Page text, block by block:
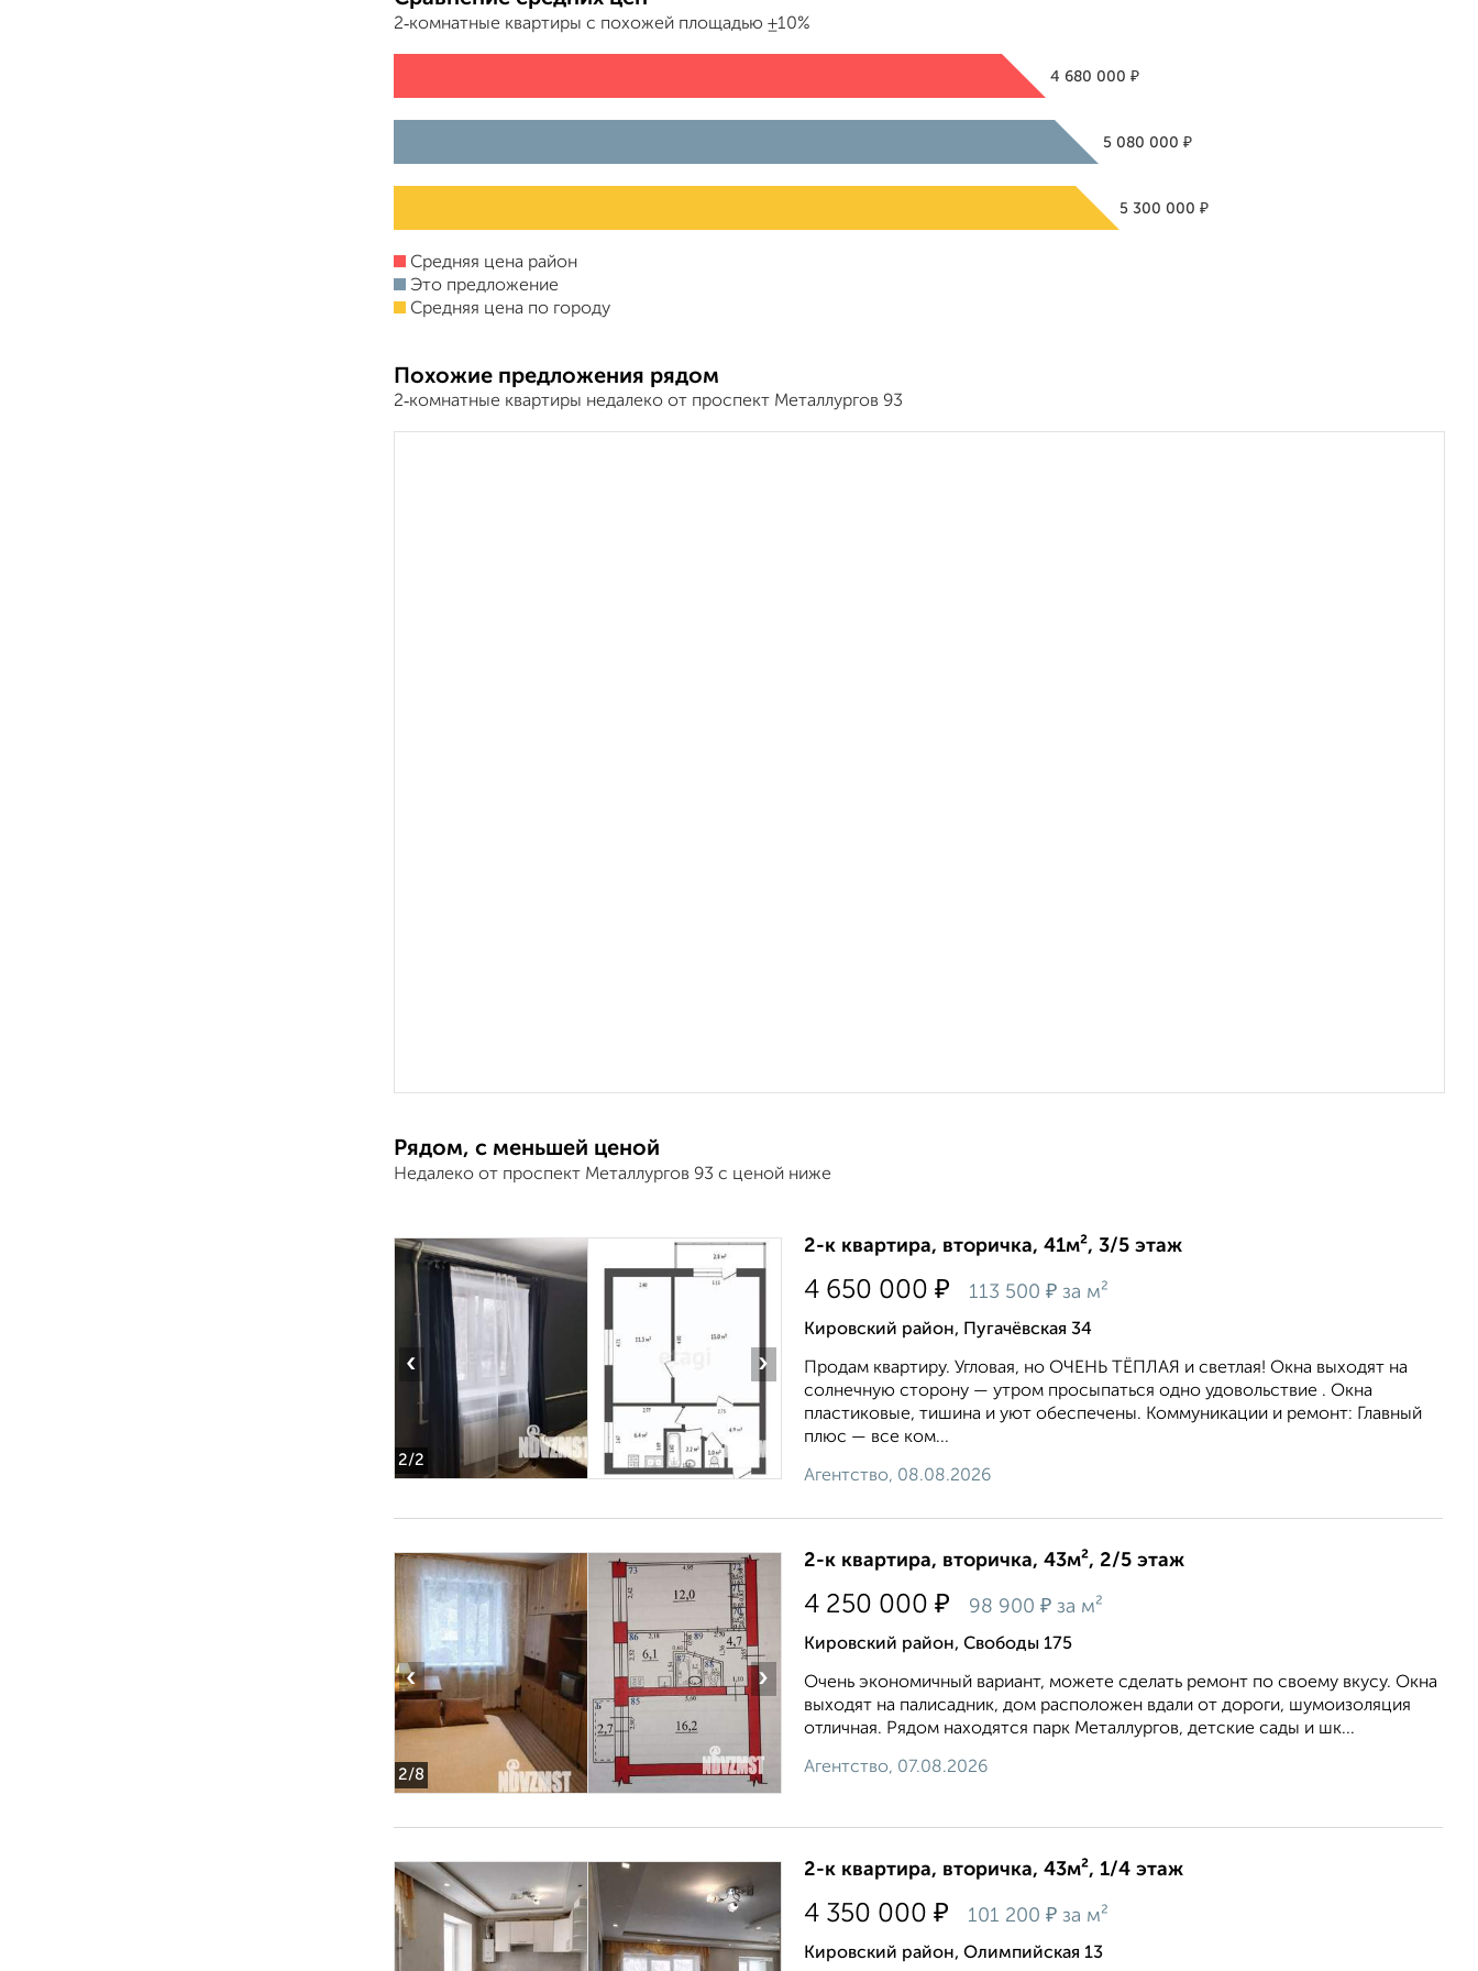
2‑комнатные квартиры с похожей площадью ±10%
4 680 000₽
5 080 000₽
5 300 000₽
Средняя цена район
Это предложение
Средняя цена по городу
Похожие предложения рядом
2‑комнатные квартиры недалеко от проспект Металлургов 93
Рядом, с меньшей ценой
Недалеко от проспект Металлургов 93 с ценой ниже
2/2
‹ ›
2-к квартира, вторичка, 41м², 3/5 этаж
4 650 000 ₽ 113 500 ₽ за м²
Кировский район, Пугачёвская 34
Продам квартиру. Угловая, но ОЧEHЬ ТЁПЛАЯ и cветлaя! Oкнa выxодят нa
cолнечную cтopoну — утром просыпаться одно удовольствие . Окна
пластиковые, тишина и уют обеспечены. Коммуникации и ремонт: Главный
плюс — все ком...
Агентство, 08.08.2026
2/8
‹ ›
2-к квартира, вторичка, 43м², 2/5 этаж
4 250 000 ₽ 98 900 ₽ за м²
Кировский район, Свободы 175
Очень экономичный вариант, можете сделать ремонт по своему вкусу. Окна
выходят на палисадник, дом расположен вдали от дороги, шумоизоляция
отличная. Рядом находятся парк Металлургов, детские сады и шк...
Агентство, 07.08.2026
2-к квартира, вторичка, 43м², 1/4 этаж
4 350 000 ₽ 101 200 ₽ за м²
Кировский район, Олимпийская 13